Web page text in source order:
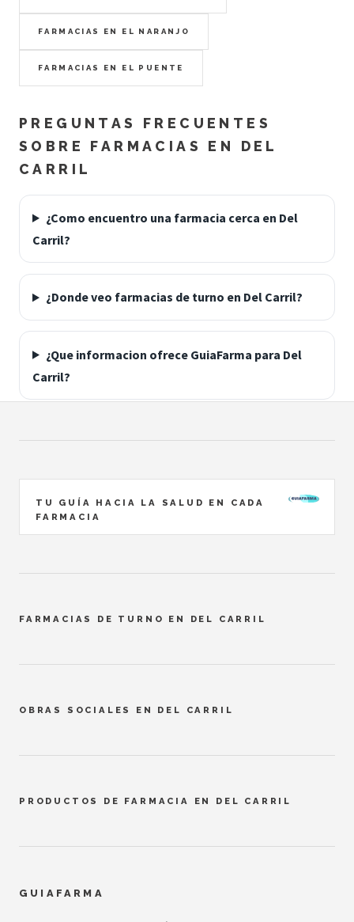
FARMACIAS EN EL NARANJO
FARMACIAS EN EL PUENTE
PREGUNTAS FRECUENTES
SOBRE FARMACIAS EN DEL
CARRIL
¿Como encuentro una farmacia cerca en Del
Carril?
¿Donde veo farmacias de turno en Del Carril?
¿Que informacion ofrece GuiaFarma para Del
Carril?
TU GUÍA HACIA LA SALUD EN CADA
FARMACIA
FARMACIAS DE TURNO EN DEL CARRIL
OBRAS SOCIALES EN DEL CARRIL
PRODUCTOS DE FARMACIA EN DEL CARRIL
GUIAFARMA